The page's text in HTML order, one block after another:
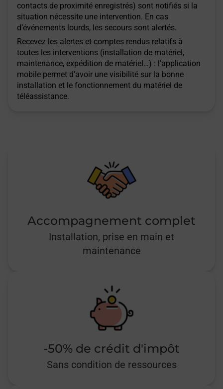
contacts de proximité enregistrés) sont notifiés si la
situation nécessite une intervention. En cas
d’événements lourds, les secours sont alertés.
Recevez les alertes et comptes rendus relatifs à
toutes les interventions (installation de matériel,
maintenance, expédition de matériel…) : l’application
mobile permet d’avoir une visibilité sur la bonne
installation et le fonctionnement du matériel de
téléassistance.
Accompagnement complet
Installation, prise en main et
maintenance
-50% de crédit d'impôt
Sans condition de ressources